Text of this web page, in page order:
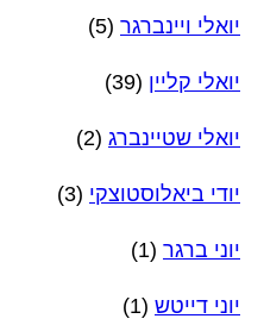
יואלי ויינברגר (5)
יואלי קליין (39)
יואלי שטיינברג (2)
יודי ביאלוסטוצקי (3)
יוני ברגר (1)
יוני דייטש (1)